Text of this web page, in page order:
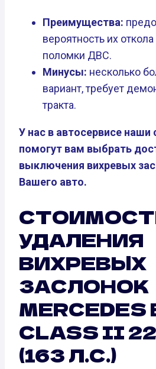
Преимущества:
вероятность их
поломки ДВС.
Минусы: несколько
вариант, требует
тракта.
У нас в автосервисе наши
помогут вам выбрать
выключения вихревых
Вашего авто.
УДАЛЕНИЯ
ВИХРЕВЫХ
ЗАСЛОНОК
MERCEDES
CLASS II
(163 Л.С.)